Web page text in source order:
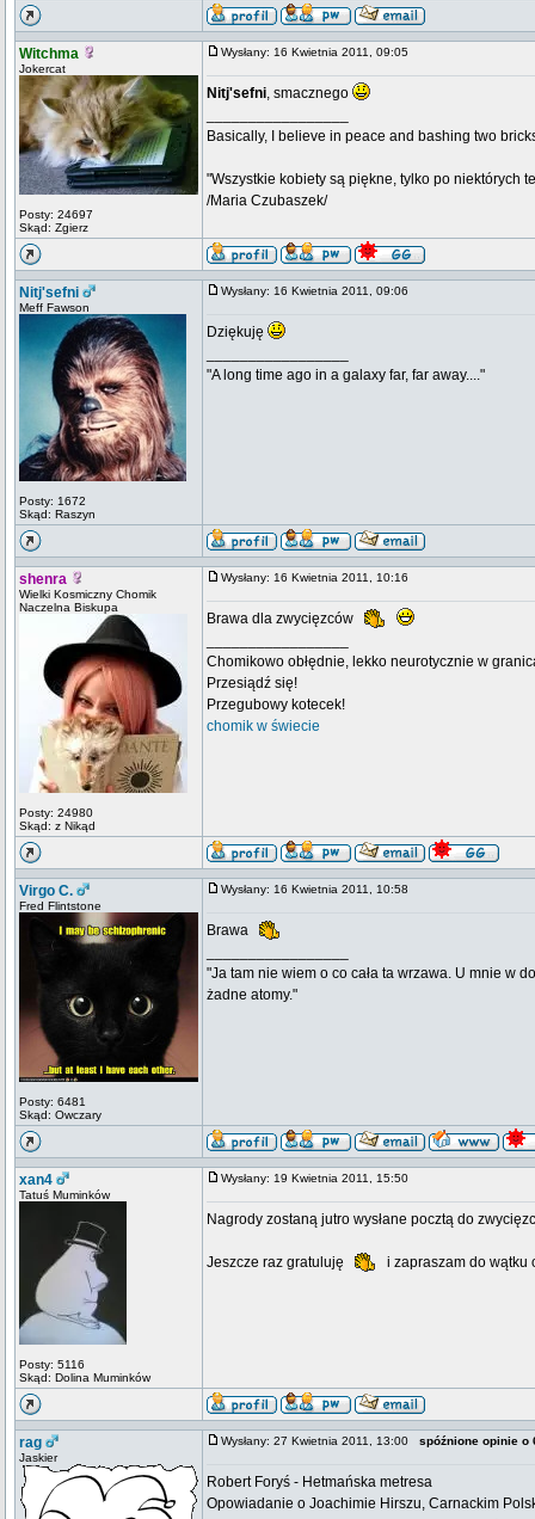
Witchma
Jokercat
Posty: 24697
Skąd: Zgierz
Wysłany: 16 Kwietnia 2011, 09:05
Nitj'sefni, smacznego
Basically, I believe in peace and bashing two
"Wszystkie kobiety są piękne, tylko po niektórych
/Maria Czubaszek/
Nitj'sefni
Meff Fawson
Posty: 1672
Skąd: Raszyn
Wysłany: 16 Kwietnia 2011, 09:06
Dziękuję
"A long time ago in a galaxy far, far away...."
shenra
Wielki Kosmiczny Chomik
Naczelna Biskupa
Posty: 24980
Skąd: z Nikąd
Wysłany: 16 Kwietnia 2011, 10:16
Brawa dla zwycięzców
Chomikowo obłędnie, lekko neurotycznie w
Przesiądź się!
Przegubowy kotecek!
chomik w świecie
Virgo C.
Fred Flintstone
Posty: 6481
Skąd: Owczary
Wysłany: 16 Kwietnia 2011, 10:58
Brawa
"Ja tam nie wiem o co cała ta wrzawa. U mnie w
żadne atomy."
xan4
Tatuś Muminków
Posty: 5116
Skąd: Dolina Muminków
Wysłany: 19 Kwietnia 2011, 15:50
Nagrody zostaną jutro wysłane pocztą do
Jeszcze raz gratuluję i zapraszam do wątku
rag
Jaskier
Wysłany: 27 Kwietnia 2011, 13:00 spóźnione opinie o
Robert Foryś - Hetmańska metresa
Opowiadanie o Joachimie Hirszu, Carnackim